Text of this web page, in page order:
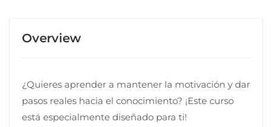
Overview
¿Quieres aprender a mantener la motivación y dar
pasos reales hacia el conocimiento? ¡Este curso
está especialmente diseñado para ti!